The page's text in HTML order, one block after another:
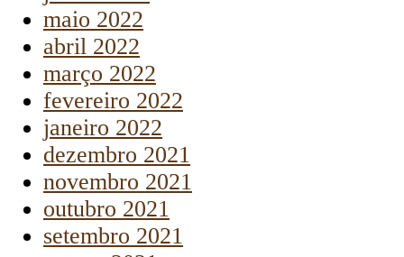
maio 2022
abril 2022
março 2022
fevereiro 2022
janeiro 2022
dezembro 2021
novembro 2021
outubro 2021
setembro 2021